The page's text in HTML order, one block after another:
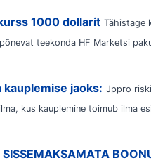
1000 dollarit Tähistage
teekonda HF Marketsi
jaoks: Jppro
kus kauplemine toimub ilma